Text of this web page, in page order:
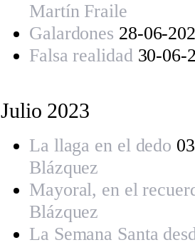
Martín Fraile
Galardones 28-06-
Falsa realidad30-06-
Julio 2023
La llaga en el dedo
Blázquez
Mayoral, en el
Blázquez
La Semana Santa